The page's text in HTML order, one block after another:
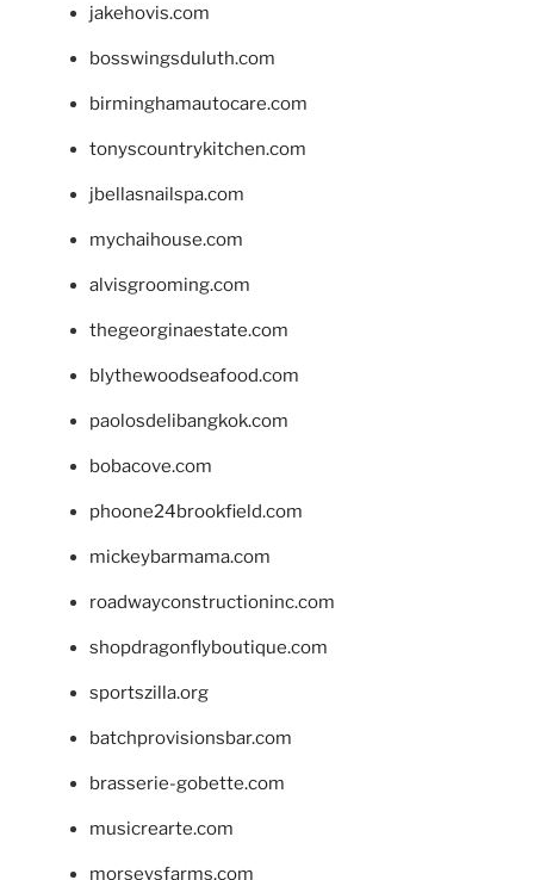
jakehovis.com
bosswingsduluth.com
birminghamautocare.com
tonyscountrykitchen.com
jbellasnailspa.com
mychaihouse.com
alvisgrooming.com
thegeorginaestate.com
blythewoodseafood.com
paolosdelibangkok.com
bobacove.com
phoone24brookfield.com
mickeybarmama.com
roadwayconstructioninc.com
shopdragonflyboutique.com
sportszilla.org
batchprovisionsbar.com
brasserie-gobette.com
musicrearte.com
morseysfarms.com